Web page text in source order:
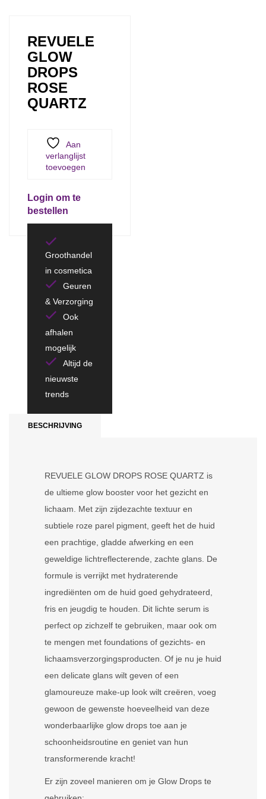
REVUELE
GLOW
DROPS
ROSE
QUARTZ
Aan
verlanglijst
toevoegen
Login om te
bestellen
Groothandel
in cosmetica
Geuren
& Verzorging
Ook
afhalen
mogelijk
Altijd de
nieuwste
trends
BESCHRIJVING
REVUELE GLOW DROPS ROSE QUARTZ is
de ultieme glow booster voor het gezicht en
lichaam. Met zijn zijdezachte textuur en
subtiele roze parel pigment, geeft het de huid
een prachtige, gladde afwerking en een
geweldige lichtreflecterende, zachte glans. De
formule is verrijkt met hydraterende
ingrediënten om de huid goed gehydrateerd,
fris en jeugdig te houden. Dit lichte serum is
perfect op zichzelf te gebruiken, maar ook om
te mengen met foundations of gezichts- en
lichaamsverzorgingsproducten. Of je nu je huid
een delicate glans wilt geven of een
glamoureuze make-up look wilt creëren, voeg
gewoon de gewenste hoeveelheid van deze
wonderbaarlijke glow drops toe aan je
schoonheidsroutine en geniet van hun
transformerende kracht!
Er zijn zoveel manieren om je Glow Drops te